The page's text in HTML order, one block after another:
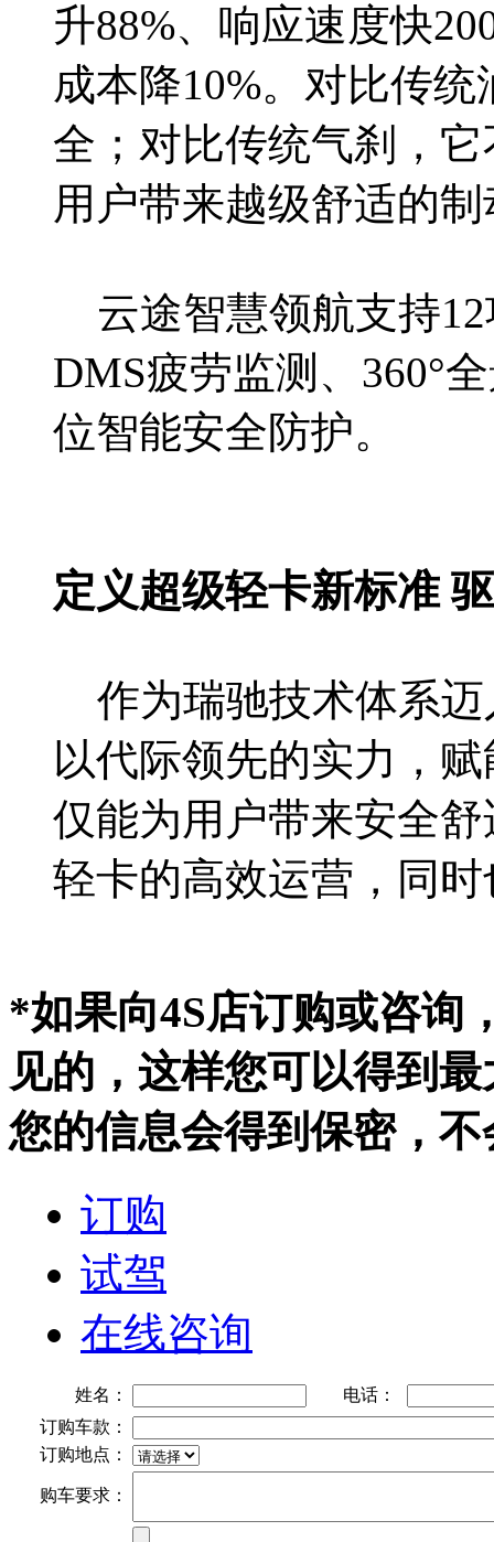
升88%、响应速度快
成本降10%。对比传
全；对比传统气刹，
用户带来越级舒适的
云途智慧领航支持
DMS疲劳监测、360°
位智能安全防护。
定义超级轻卡新标准
作为瑞驰技术体系迈
以代际领先的实力，
仅能为用户带来安全
轻卡的高效运营，同
*如果向4S店订购或咨询
见的，这样您可以得到
您的信息会得到保密，
订购
试驾
在线咨询
姓名：
电话：
订购车款：
订购地点：
购车要求：